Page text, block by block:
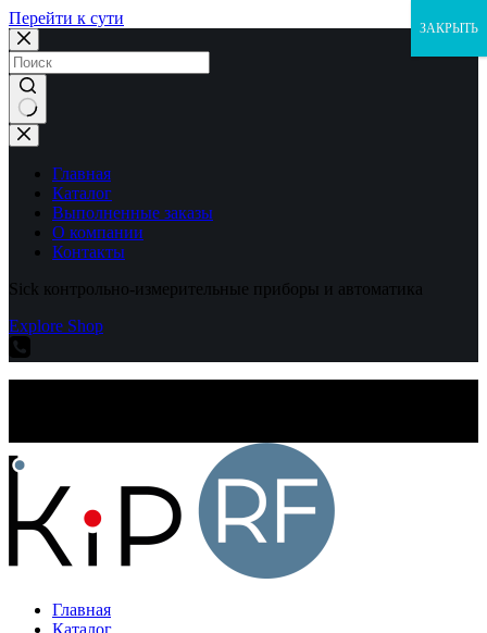
Перейти к сути
Ничего
не
найденоГлавная
Каталог
Выполненные заказы
О компании
Контакты
Sick контрольно-измерительные приборы и автоматика
Explore Shop
Главная
Каталог
ЗАКРЫТЬ